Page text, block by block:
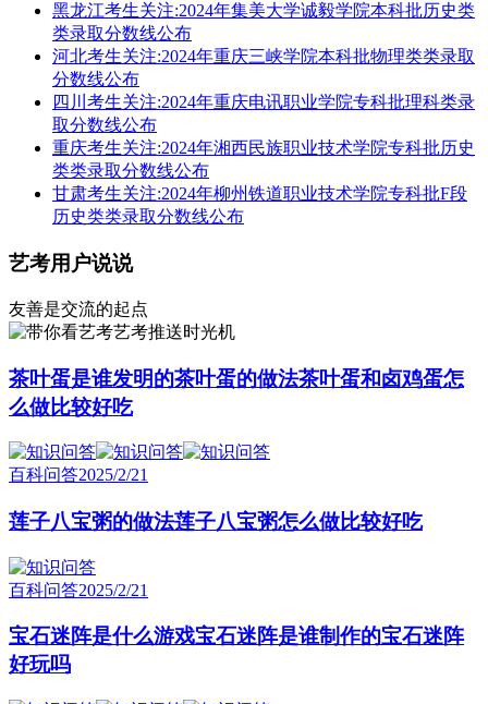
黑龙江考生关注:2024年集美大学诚毅学院本科批历史类
类录取分数线公布
河北考生关注:2024年重庆三峡学院本科批物理类类录取
分数线公布
四川考生关注:2024年重庆电讯职业学院专科批理科类录
取分数线公布
重庆考生关注:2024年湘西民族职业技术学院专科批历史
类类录取分数线公布
甘肃考生关注:2024年柳州铁道职业技术学院专科批F段
历史类类录取分数线公布
艺考用户说说
友善是交流的起点
艺考推送时光机
茶叶蛋是谁发明的茶叶蛋的做法茶叶蛋和卤鸡蛋怎
么做比较好吃
百科问答2025/2/21
莲子八宝粥的做法莲子八宝粥怎么做比较好吃
百科问答2025/2/21
宝石迷阵是什么游戏宝石迷阵是谁制作的宝石迷阵
好玩吗